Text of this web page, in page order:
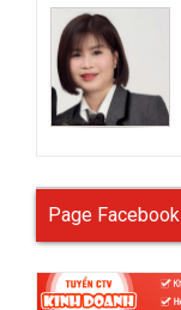
Page Facebook